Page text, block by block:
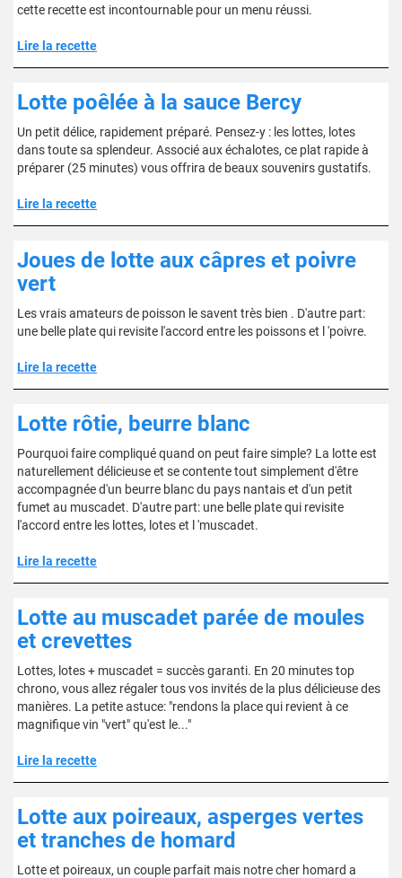
cette recette est incontournable pour un menu réussi.
Lire la recette
Lotte poêlée à la sauce Bercy
Un petit délice, rapidement préparé. Pensez-y : les lottes, lotes
dans toute sa splendeur. Associé aux échalotes, ce plat rapide à
préparer (25 minutes) vous offrira de beaux souvenirs gustatifs.
Lire la recette
Joues de lotte aux câpres et poivre
vert
Les vrais amateurs de poisson le savent très bien . D'autre part:
une belle plate qui revisite l'accord entre les poissons et l 'poivre.
Lire la recette
Lotte rôtie, beurre blanc
Pourquoi faire compliqué quand on peut faire simple? La lotte est
naturellement délicieuse et se contente tout simplement d'être
accompagnée d'un beurre blanc du pays nantais et d'un petit
fumet au muscadet. D'autre part: une belle plate qui revisite
l'accord entre les lottes, lotes et l 'muscadet.
Lire la recette
Lotte au muscadet parée de moules
et crevettes
Lottes, lotes + muscadet = succès garanti. En 20 minutes top
chrono, vous allez régaler tous vos invités de la plus délicieuse des
manières. La petite astuce: "rendons la place qui revient à ce
magnifique vin "vert" qu'est le..."
Lire la recette
Lotte aux poireaux, asperges vertes
et tranches de homard
Lotte et poireaux, un couple parfait mais notre cher homard a